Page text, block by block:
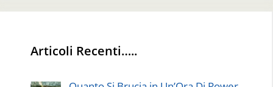
Articoli Recenti…..